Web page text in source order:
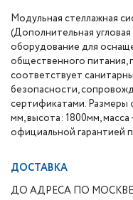
Модульная стеллажная
(Дополнительная
оборудование для
общественного питания,
соответствует
безопасности,
сертификатами. Размеры
мм, высота: 1800мм,
официальной гарантией
ДОСТАВКА
ДО АДРЕСА ПО